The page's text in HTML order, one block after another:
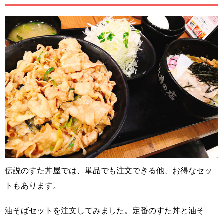
伝説のすた丼屋では、単品でも注文できる他、お得なセッ
トもあります。
油そばセットを注文してみました。定番のすた丼と油そ